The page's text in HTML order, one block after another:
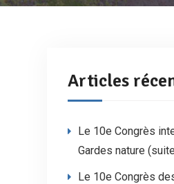
Articles
Le 10e Congrès
Gardes nature
Le 10e Congrès